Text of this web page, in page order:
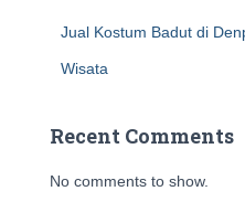
Jual Kostum Badut di
Wisata
Recent Comments
No comments to show.